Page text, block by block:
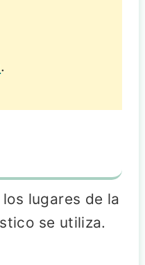
.
lugares de la
se utiliza.